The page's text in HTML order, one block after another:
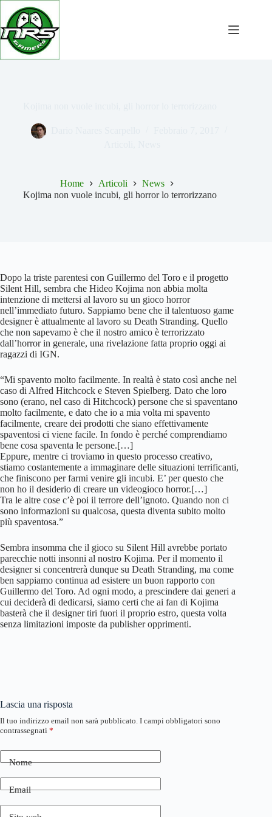
Salta
contenuto
Home Articoli
News
Kojima non vuole incubi, gli horror lo terrorizzano
Dopo la triste parentesi con Guillermo del Toro e il progetto
Silent Hill, sembra che Hideo Kojima non abbia molta
intenzione di mettersi al lavoro su un gioco horror
nell’immediato futuro. Sappiamo bene che il talentuoso game
designer è attualmente al lavoro su Death Stranding. Quello
che non sapevamo è che il nostro amico è terrorizzato
dall’horror in generale, una rivelazione fatta proprio oggi ai
ragazzi di IGN.
“Mi spavento molto facilmente. In realtà è stato così anche nel
caso di Alfred Hitchcock e Steven Spielberg. Dato che loro
sono (erano, nel caso di Hitchcock) persone che si spaventano
molto facilmente, e dato che io a mia volta mi spavento
facilmente, creare dei prodotti che siano effettivamente
spaventosi ci viene facile. In fondo è perché comprendiamo
bene cosa spaventa le persone.[…]
Eppure, mentre ci troviamo in questo processo creativo,
stiamo costantemente a immaginare delle situazioni terrificanti,
che finiscono per farmi venire gli incubi. E’ per questo che
non ho il desiderio di creare un videogioco horror.[…]
Tra le altre cose c’è poi il terrore dell’ignoto. Quando non ci
sono informazioni su qualcosa, questa diventa subito molto
più spaventosa.”
Sembra insomma che il gioco su Silent Hill avrebbe portato
parecchie notti insonni al nostro Kojima. Per il momento il
designer si concentrerà dunque su Death Stranding, ma come
ben sappiamo continua ad esistere un buon rapporto con
Guillermo del Toro. Ad ogni modo, a prescindere dai generi a
cui deciderà di dedicarsi, siamo certi che ai fan di Kojima
basterà che il designer tiri fuori il proprio estro, questa volta
senza limitazioni imposte da publisher opprimenti.
Lascia una risposta
Il tuo indirizzo email non sarà pubblicato. I campi obbligatori sono
contrassegnati *
Nome
Email